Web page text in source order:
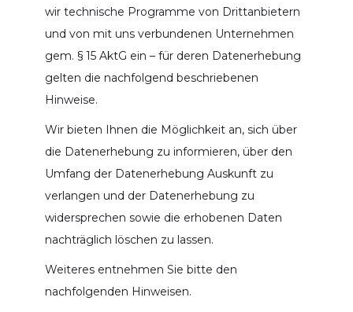
wir technische Programme von Drittanbietern
und von mit uns verbundenen Unternehmen
gem. § 15 AktG ein – für deren Datenerhebung
gelten die nachfolgend beschriebenen
Hinweise.
Wir bieten Ihnen die Möglichkeit an, sich über
die Datenerhebung zu informieren, über den
Umfang der Datenerhebung Auskunft zu
verlangen und der Datenerhebung zu
widersprechen sowie die erhobenen Daten
nachträglich löschen zu lassen.
Weiteres entnehmen Sie bitte den
nachfolgenden Hinweisen.